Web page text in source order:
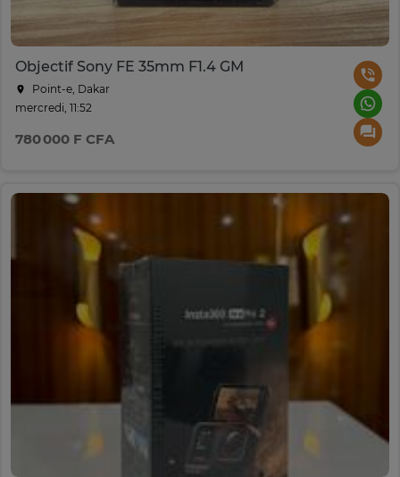
Objectif Sony FE 35mm F1.4 GM
Point-e, Dakar
mercredi, 11:52
780 000 F CFA